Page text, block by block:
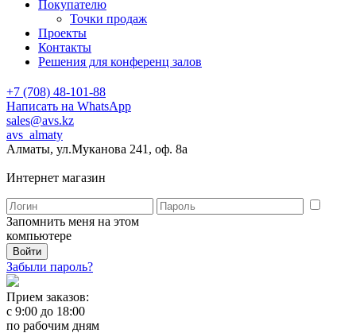
Покупателю
Точки продаж
Проекты
Контакты
Решения для конференц залов
+7 (708) 48-101-88
Написать на WhatsApp
sales@avs.kz
avs_almaty
Алматы, ул.Муканова 241, оф. 8а
Интернет магазин
Запомнить меня на этом
компьютере
Забыли пароль?
Прием заказов:
с 9:00 до 18:00
по рабочим дням